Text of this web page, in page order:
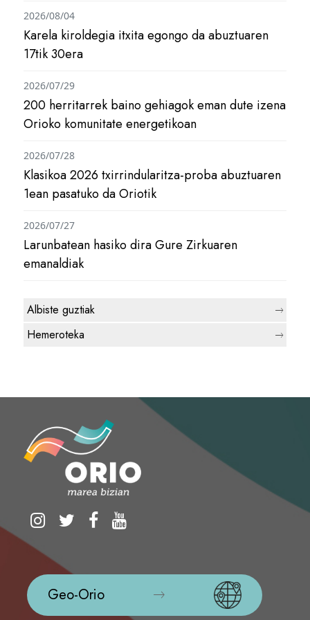
Karela kiroldegia itxita egongo da abuztuaren
17tik 30era
2026/08/04
200 herritarrek baino gehiagok eman dute izena
Orioko komunitate energetikoan
2026/07/29
Klasikoa 2026 txirrindularitza-proba abuztuaren
1ean pasatuko da Oriotik
2026/07/28
Larunbatean hasiko dira Gure Zirkuaren
emanaldiak
2026/07/27
Albiste guztiak
Hemeroteka
Geo-Orio